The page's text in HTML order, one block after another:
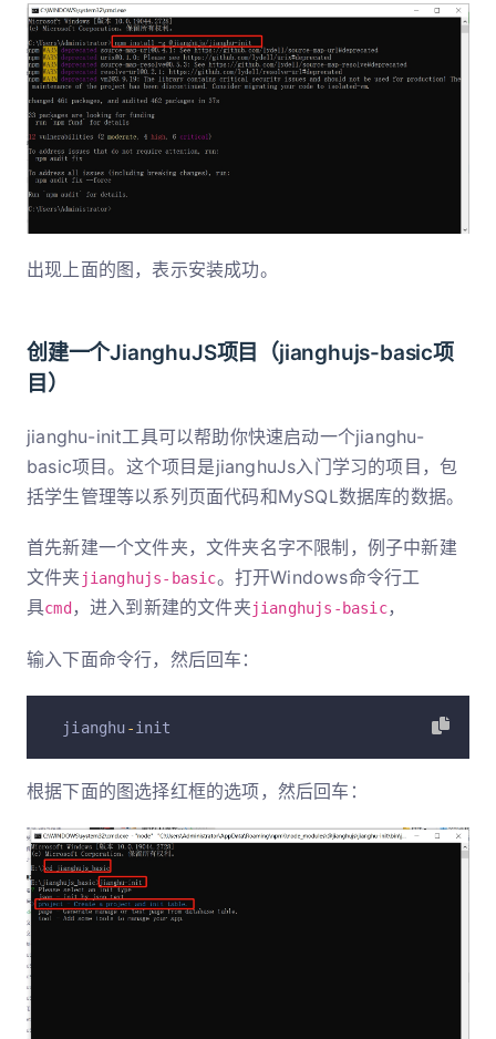
出现上面的图，表示安装成功。
创建一个JianghuJS项目（jianghujs-basic项
目）
jianghu-init工具可以帮助你快速启动一个jianghu-
basic项目。这个项目是jianghuJs入门学习的项目，包
括学生管理等以系列页面代码和MySQL数据库的数据。
首先新建一个文件夹，文件夹名字不限制，例子中新建
文件夹 jianghujs-basic。打开Windows命令行工
具cmd，进入到新建的文件夹jianghujs-basic，
输入下面命令行，然后回车：
jianghu-init
根据下面的图选择红框的选项，然后回车：